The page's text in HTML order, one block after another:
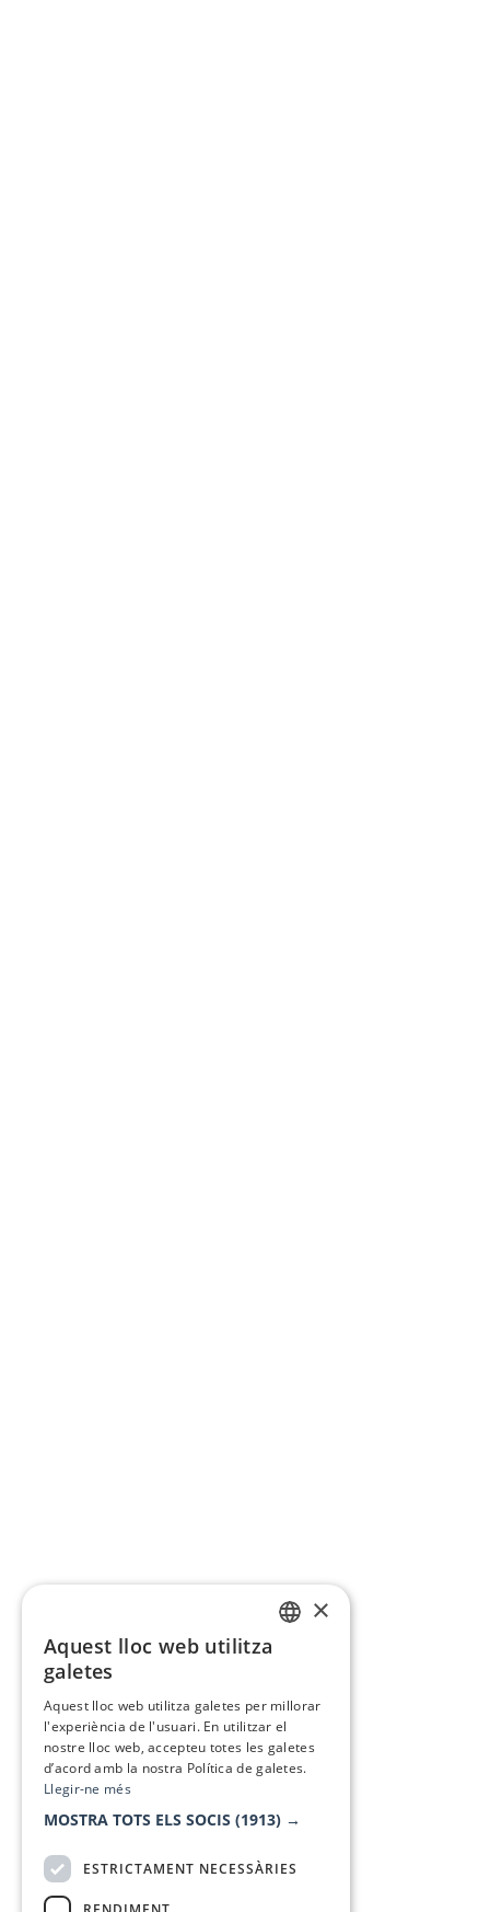
×
Aquest lloc web utilitza
galetes
Aquest lloc web utilitza galetes per millorar
l'experiència de l'usuari. En utilitzar el
nostre lloc web, accepteu totes les galetes
d’acord amb la nostra Política de galetes.
Llegir-ne més
MOSTRA TOTS ELS SOCIS (1913) →
ESTRICTAMENT NECESSÀRIES